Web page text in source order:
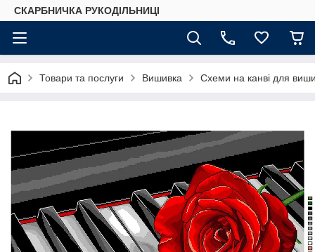
СКАРБНИЧКА РУКОДІЛЬНИЦІ
Товари та послуги Вишивка Схеми на канві для